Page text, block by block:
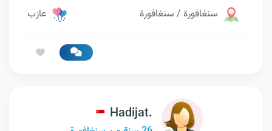
سنغافورة / سنغافورة عازب
Hadijat.